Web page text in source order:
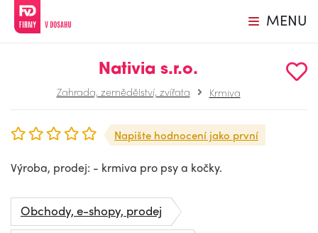
MENU
Nativia s.r.o.
Zahrada, zemědělství, zvířata Krmiva
Napište hodnocení jako první
Výroba, prodej: - krmiva pro psy a kočky.
Obchody, e-shopy, prodej